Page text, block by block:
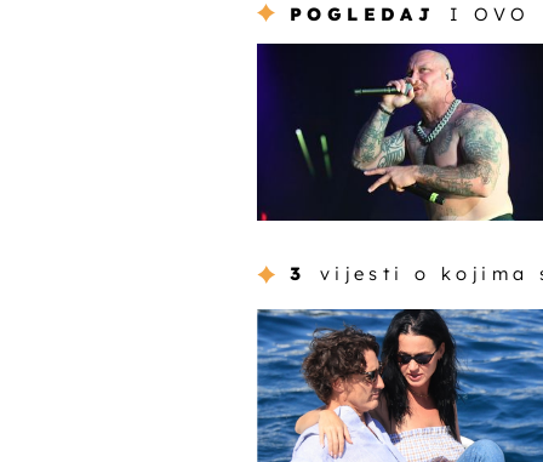
POGLEDAJ I OVO
3 vijesti o kojima